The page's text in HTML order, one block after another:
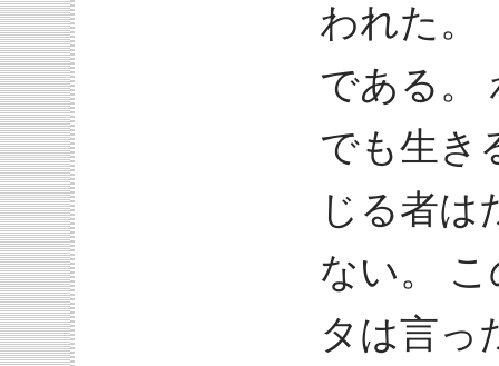
われた。
である。
でも生き
じる者は
ない。
タは言っ